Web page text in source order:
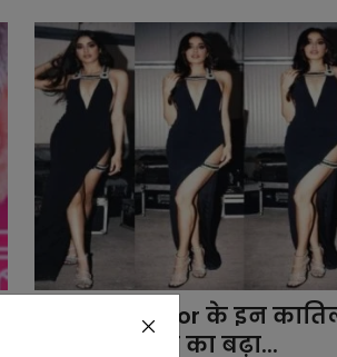
Janhvi Kapoor के इन
सोशल मीडिया का बढ़ा...